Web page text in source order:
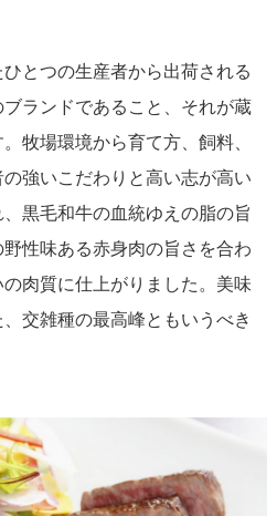
とつの生産者から出荷される
ランドであること、それが蔵
牧場環境から育て方、飼料、
強いこだわりと高い志が高い
黒毛和牛の血統ゆえの脂の旨
性味ある赤身肉の旨さを合わ
肉質に仕上がりました。美味
交雑種の最高峰ともいうべき